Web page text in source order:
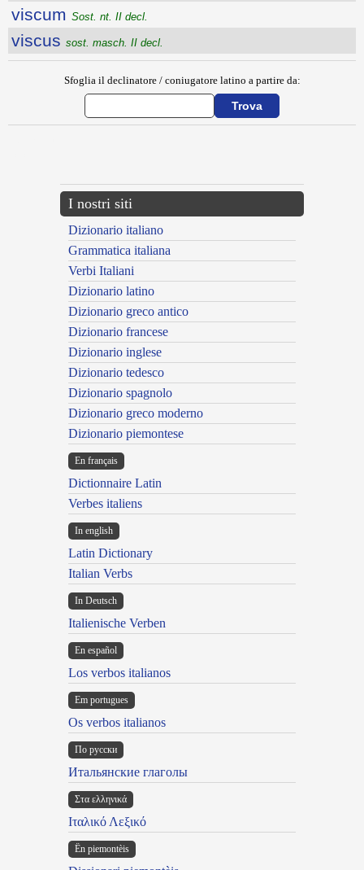
viscum Sost. nt. II decl.
viscus sost. masch. II decl.
Sfoglia il declinatore / coniugatore latino a partire da:
I nostri siti
Dizionario italiano
Grammatica italiana
Verbi Italiani
Dizionario latino
Dizionario greco antico
Dizionario francese
Dizionario inglese
Dizionario tedesco
Dizionario spagnolo
Dizionario greco moderno
Dizionario piemontese
En français
Dictionnaire Latin
Verbes italiens
In english
Latin Dictionary
Italian Verbs
In Deutsch
Italienische Verben
En español
Los verbos italianos
Em portugues
Os verbos italianos
По русски
Итальянские глаголы
Στα ελληνικά
Ιταλικό Λεξικό
Ën piemontèis